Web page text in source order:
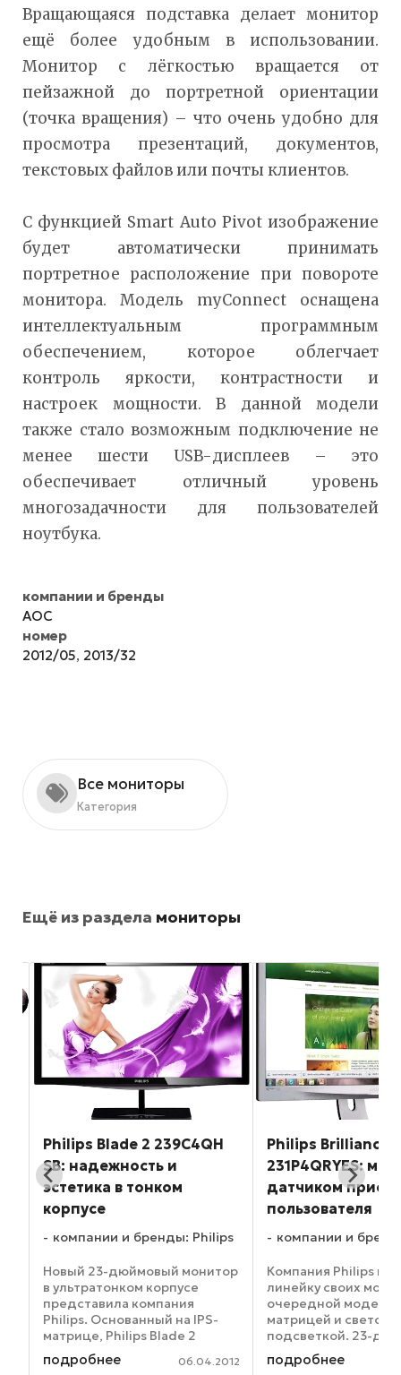
Вращающаяся подставка делает монитор
ещё более удобным в использовании.
Монитор с лёгкостью вращается от
пейзажной до портретной ориентации
(точка вращения) – что очень удобно для
просмотра презентаций, документов,
текстовых файлов или почты клиентов.
С функцией Smart Auto Pivot изображение
будет автоматически принимать
портретное расположение при повороте
монитора. Модель myConnect оснащена
интеллектуальным программным
обеспечением, которое облегчает
контроль яркости, контрастности и
настроек мощности. В данной модели
также стало возможным подключение не
менее шести USB-дисплеев – это
обеспечивает отличный уровень
многозадачности для пользователей
ноутбука.
компании и бренды
AOC
номер
2012/05, 2013/32
Все мониторы
Категория
Ещё из раздела мониторы
Philips Blade 2 239C4QH
SB: надежность и
эстетика в тонком
корпусе
компании и бренды: Philips
Новый 23-дюймовый монитор
в ультратонком корпусе
представила компания
Philips. Основанный на IPS-
матрице, Philips Blade 2
239C4QH SB имеет толщину
всего 12,9 мм, другим его
подробнее 06.04.2012
Philips Brilliance
231P4QRYES:
датчиком
пользователя
компании и
Компания Philips
линейку своих
очередной
матрицей и
подсветкой. 23-
панель Philips
231P4QRYES
подробнее